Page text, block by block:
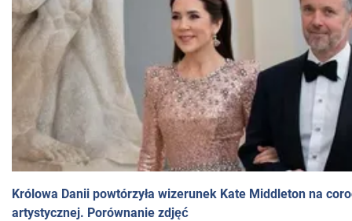
Królowa Danii powtórzyła wizerunek Kate Middleton na
artystycznej. Porównanie zdjęć